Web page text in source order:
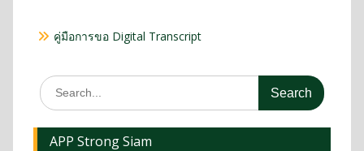
คู่มือการขอ Digital Transcript
APP Strong Siam